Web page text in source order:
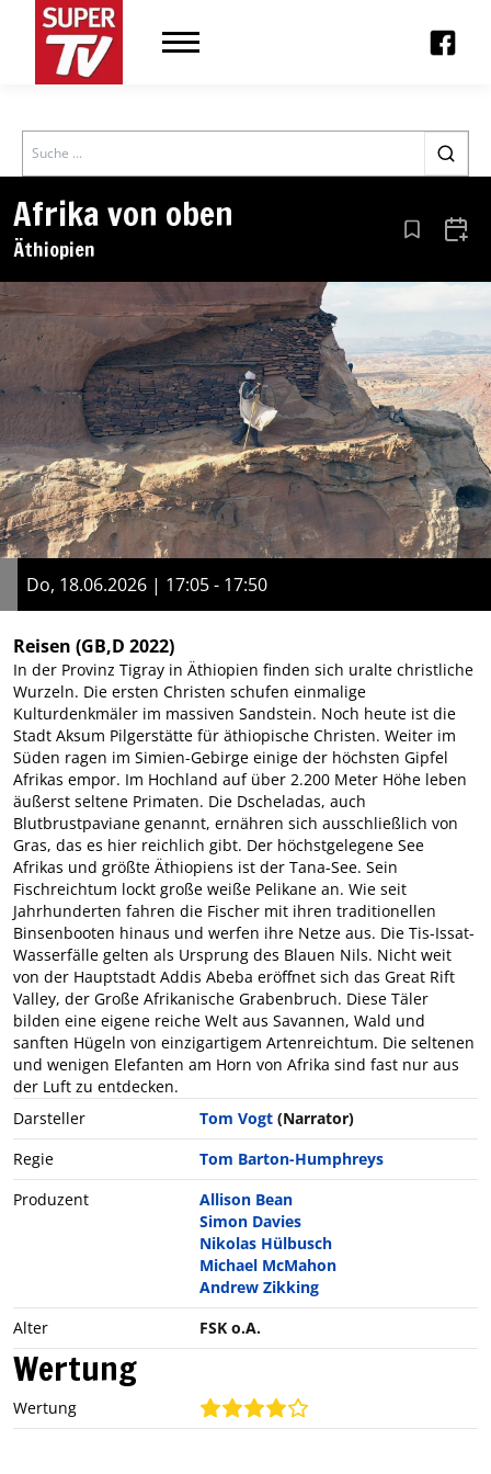
Search
Afrika von oben
Äthiopien Aus den
Do, 18.06.2026 | 17:05 - 17:50
Reisen (GB,D 2022)
In der Provinz Tigray in Äthiopien finden sich uralte christliche
Wurzeln. Die ersten Christen schufen einmalige
Kulturdenkmäler im massiven Sandstein. Noch heute ist die
Stadt Aksum Pilgerstätte für äthiopische Christen. Weiter im
Süden ragen im Simien-Gebirge einige der höchsten Gipfel
Afrikas empor. Im Hochland auf über 2.200 Meter Höhe leben
äußerst seltene Primaten. Die Dscheladas, auch
Blutbrustpaviane genannt, ernähren sich ausschließlich von
Gras, das es hier reichlich gibt. Der höchstgelegene See
Afrikas und größte Äthiopiens ist der Tana-See. Sein
Fischreichtum lockt große weiße Pelikane an. Wie seit
Jahrhunderten fahren die Fischer mit ihren traditionellen
Binsenbooten hinaus und werfen ihre Netze aus. Die Tis-Issat-
Wasserfälle gelten als Ursprung des Blauen Nils. Nicht weit
von der Hauptstadt Addis Abeba eröffnet sich das Great Rift
Valley, der Große Afrikanische Grabenbruch. Diese Täler
bilden eine eigene reiche Welt aus Savannen, Wald und
sanften Hügeln von einzigartigem Artenreichtum. Die seltenen
und wenigen Elefanten am Horn von Afrika sind fast nur aus
der Luft zu entdecken.
Darsteller
Tom Vogt (Narrator)
Regie
Tom Barton-Humphreys
Produzent
Allison Bean
Simon Davies
Nikolas Hülbusch
Michael McMahon
Andrew Zikking
Alter
FSK o.A.
Wertung
Wertung